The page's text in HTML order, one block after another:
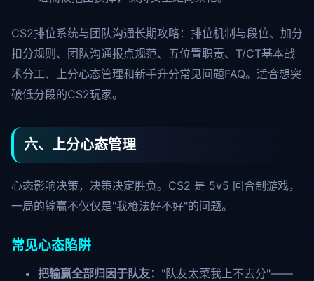
CS2排位系统与团队沟通长期攻略：排位机制与段位、加分
扣分规则、团队沟通报点规范、五位置职责、T/CT基本战
术分工、上分心态管理和新手升分常见问题FAQ。适合想突
破低分段的CS2玩家。
六、上分心态管理
心态影响决策，决策决定胜负。CS2 是 5v5 回合制游戏，
一局的输赢不仅仅是"我枪法好不好"的问题。
常见心态陷阱
把输赢全部归因于队友： "队友太菜我上不去分"——